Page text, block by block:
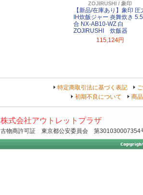
ZOJIRUSHI / 象印
【新品/在庫あり】象印 圧
IH炊飯ジャー 炎舞炊き 5.5
合 NX-AB10-WZ 白
ZOJIRUSHI 炊飯器
115,124円
特定商取引法に基づく表記
初期不良について
商
株式会社アウトレットプラザ
古物商許可証 東京都公安委員会 第301030007354